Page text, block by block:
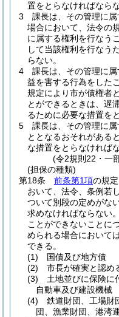
置をとらなければならな
3
課長は、その管理に
場合において、法令の
に属する権利を行なう
して当該権利を行なう
らない。
4
課長は、その管理に
益を害する行為をした
規定により市が債権者
とができるときは、遅
るために必要な措置を
5
課長は、その管理に
ととなるおそれがある
な措置をとらなければ
(令2規則22・一
(担保の種類)
第18条
前条第1項の規
おいて、法令、条例若
ついて別段の定めがな
求めなければならない。
ことができないことに
められる場合において
できる。
(1)
国債及び地方債
(2)
市長が確実と認め
(3)
土地並びに保険に
自動車及び建設機械
(4)
鉄道財団、工場財
団、漁業財団、港湾